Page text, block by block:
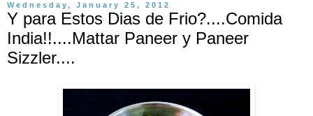
Wednesday, January 25, 2012
Y para Estos Dias de Frio?....Comida
India!!....Mattar Paneer y Paneer
Sizzler....